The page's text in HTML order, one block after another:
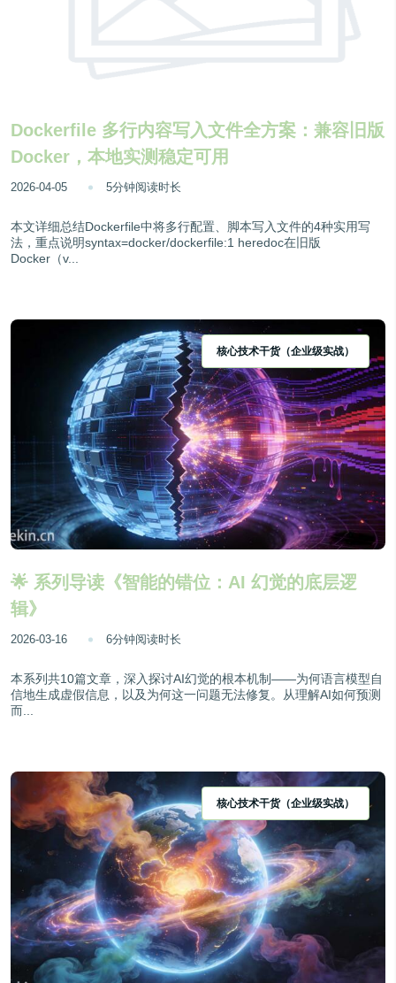
Dockerfile 多行内容写入文件全方案：兼容旧版
Docker，本地实测稳定可用
2026-04-05 5分钟阅读时长
本文详细总结Dockerfile中将多行配置、脚本写入文件的4种实用写
法，重点说明syntax=docker/dockerfile:1 heredoc在旧版
Docker（v...
核心技术干货（企业级实战）
🌟 系列导读《智能的错位：AI 幻觉的底层逻
辑》
2026-03-16 6分钟阅读时长
本系列共10篇文章，深入探讨AI幻觉的根本机制——为何语言模型自
信地生成虚假信息，以及为何这一问题无法修复。从理解AI如何预测
而...
核心技术干货（企业级实战）